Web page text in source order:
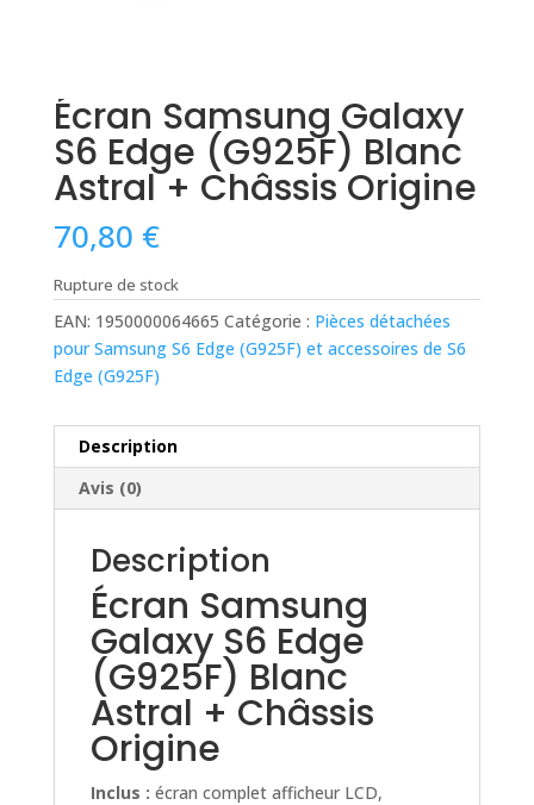
Écran Samsung Galaxy
S6 Edge (G925F) Blanc
Astral + Châssis Origine
70,80 €
Rupture de stock
EAN: 1950000064665 Catégorie : Pièces détachées
pour Samsung S6 Edge (G925F) et accessoires de S6
Edge (G925F)
Description
Avis (0)
Description
Écran Samsung
Galaxy S6 Edge
(G925F) Blanc
Astral + Châssis
Origine
Inclus : écran complet afficheur LCD,